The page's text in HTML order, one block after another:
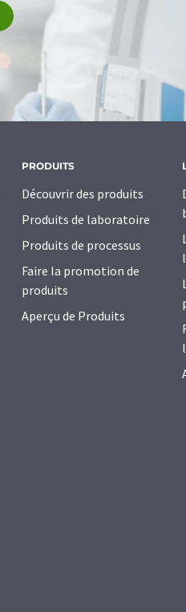
PRODUITS
Découvrir des produits
Produits de laboratoire
Produits de processus
Faire la promotion de
produits
Aperçu de Produits